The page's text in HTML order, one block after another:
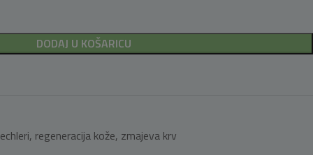
DODAJ U KOŠARICU
, regeneracija kože, zmajeva krv